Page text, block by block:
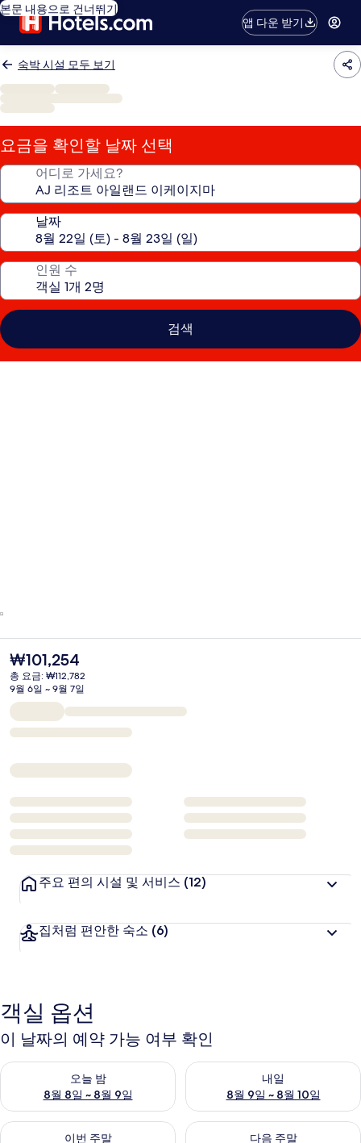
본문 내용으로 건너뛰기
앱 다운 받기
숙박 시설 모두 보기
요금을 확인할 날짜 선택
어디로 가세요?
날짜
인원 수
검색
현
재
가
격
은
₩101,254
₩101,254
총 요금: ₩112,782
9월 6일 ~ 9월 7일
주요 편의 시설 및 서비스 (12)
집처럼 편안한 숙소 (6)
객실 옵션
이 날짜의 예약 가능 여부 확인
오늘 밤
8월 8일 ~ 8월 9일
오늘 밤 예약 가능 여부 확인, 8월 8일 ~ 8월 9일
내일
8월 9일 ~ 8월 10일
내일 예약 가능 여부 확인, 8월
이번 주말
이번 주말 예약 가능 여부 확인, 8월 14일 ~ 8월 16일
다음 주말
다음 주말 예약 가능 여부 확인